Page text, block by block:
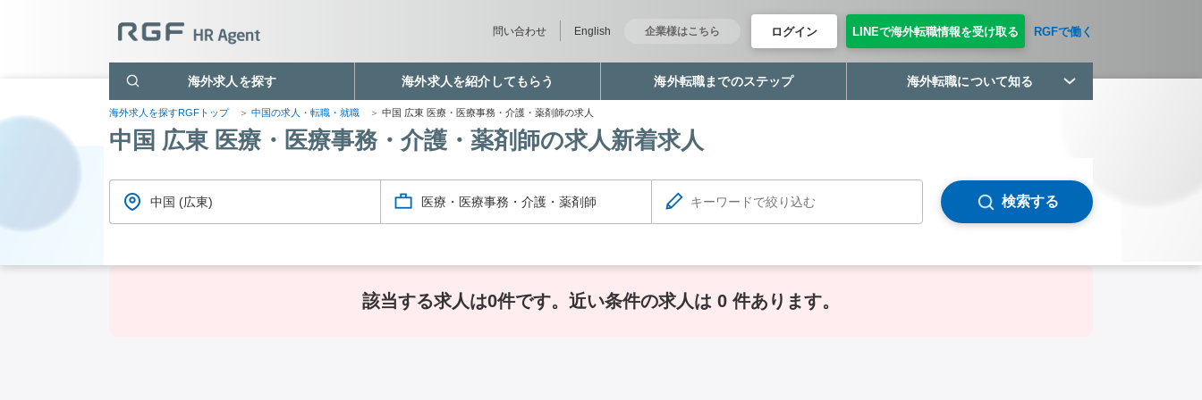
問い合わせ English 企業様はこちら ログイン LINEで海外転職情報を受け取る RGFで働く
海外求人を探す 海外求人を紹介してもらう 海外転職までのステップ 海外転職について知る
海外求人を探すRGFトップ 中国の求人・転職・就職 中国 広東 医療・医療事務・介護・薬剤師の求人
中国 広東 医療・医療事務・介護・薬剤師の求人新着求人
中国 (広東) 医療・医療事務・介護・薬剤師 検索する
該当する求人は0件です。 近い条件の求人は 0 件あります。